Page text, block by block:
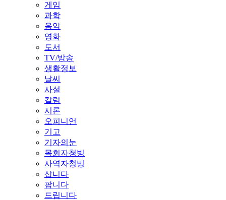
게임
과학
음악
영화
도서
TV/방송
생활정보
날씨
사설
칼럼
시론
오피니언
기고
기자의눈
목회자청빙
사역자청빙
삽니다
팝니다
드립니다